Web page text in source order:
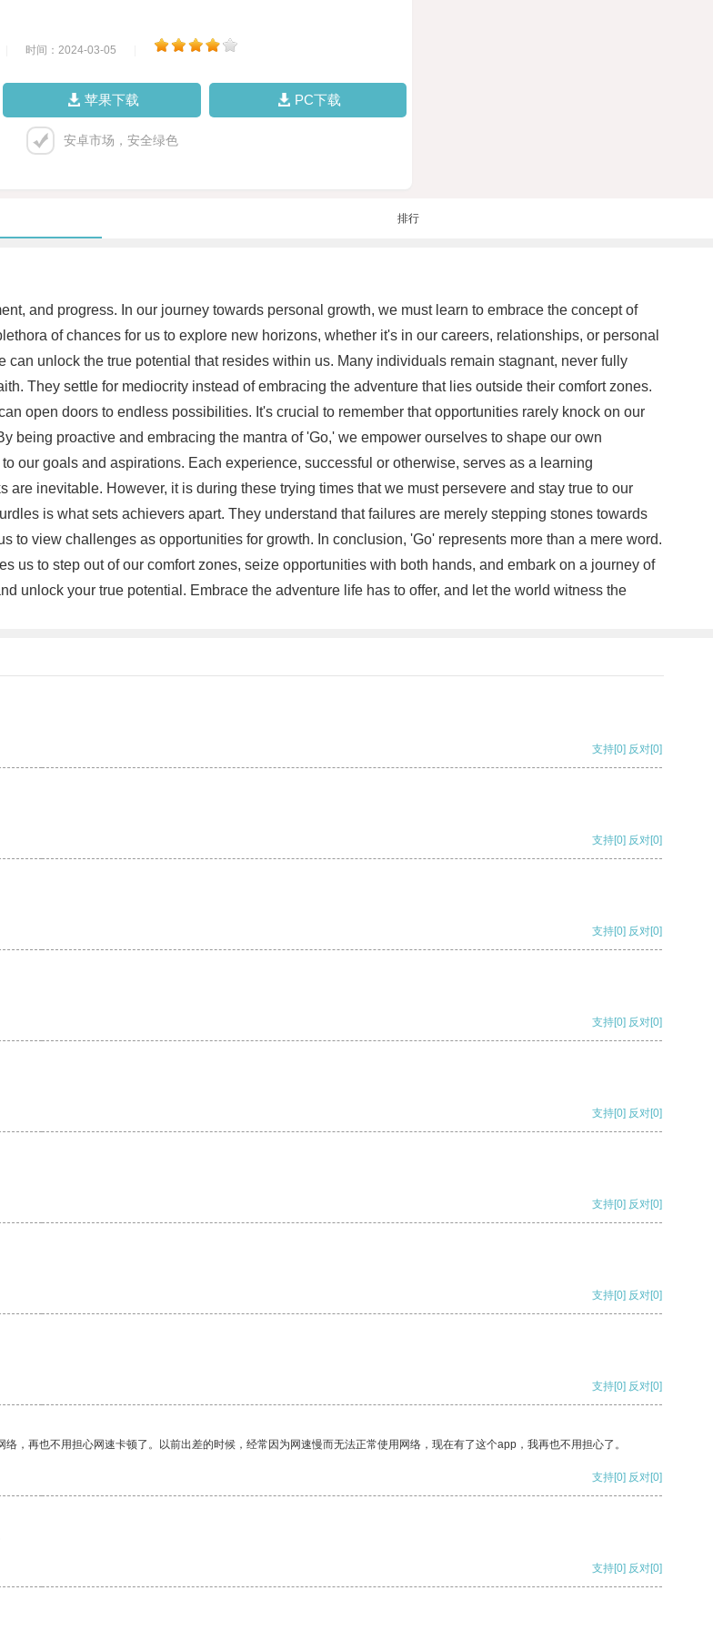
时间：2024-03-05
苹果下载 PC下载
安卓市场，安全绿色
排行
and progress. In our journey towards personal growth, we must learn to embrace the concept of
of chances for us to explore new horizons, whether it's in our careers, relationships, or personal
unlock the true potential that resides within us. Many individuals remain stagnant, never fully
They settle for mediocrity instead of embracing the adventure that lies outside their comfort zones.
open doors to endless possibilities. It's crucial to remember that opportunities rarely knock on our
being proactive and embracing the mantra of 'Go,' we empower ourselves to shape our own
our goals and aspirations. Each experience, successful or otherwise, serves as a learning
inevitable. However, it is during these trying times that we must persevere and stay true to our
is what sets achievers apart. They understand that failures are merely stepping stones towards
to view challenges as opportunities for growth. In conclusion, 'Go' represents more than a mere word.
us to step out of our comfort zones, seize opportunities with both hands, and embark on a journey of
unlock your true potential. Embrace the adventure life has to offer, and let the world witness the
支持[0] 反对[0]
支持[0] 反对[0]
支持[0] 反对[0]
支持[0] 反对[0]
支持[0] 反对[0]
支持[0] 反对[0]
支持[0] 反对[0]
支持[0] 反对[0]
，再也不用担心网速卡顿了。以前出差的时候，经常因为网速慢而无法正常使用网络，现在有了这个app，我再也不用担心了。
支持[0] 反对[0]
支持[0] 反对[0]